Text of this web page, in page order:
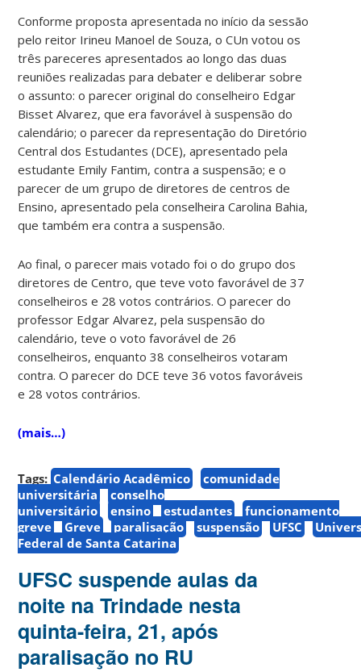
Conforme proposta apresentada no início da sessão
pelo reitor Irineu Manoel de Souza, o CUn votou os
três pareceres apresentados ao longo das duas
reuniões realizadas para debater e deliberar sobre
o assunto: o parecer original do conselheiro Edgar
Bisset Alvarez, que era favorável à suspensão do
calendário; o parecer da representação do Diretório
Central dos Estudantes (DCE), apresentado pela
estudante Emily Fantim, contra a suspensão; e o
parecer de um grupo de diretores de centros de
Ensino, apresentado pela conselheira Carolina Bahia,
que também era contra a suspensão.
Ao final, o parecer mais votado foi o do grupo dos
diretores de Centro, que teve voto favorável de 37
conselheiros e 28 votos contrários. O parecer do
professor Edgar Alvarez, pela suspensão do
calendário, teve o voto favorável de 26
conselheiros, enquanto 38 conselheiros votaram
contra. O parecer do DCE teve 36 votos favoráveis
e 28 votos contrários.
(mais…)
Tags: Calendário Acadêmico
comunidade
universitária
conselho
universitário
ensino estudantes
funcionamento
greve
Greve paralisação suspensão UFSC
Federal de Santa Catarina
UFSC suspende aulas da
noite na Trindade nesta
quinta-feira, 21, após
paralisação no RU